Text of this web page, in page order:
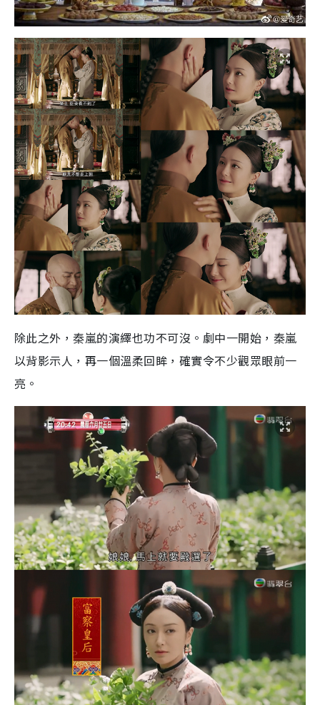
除此之外，秦嵐的演繹也功不可沒。劇中一開始，秦嵐
以背影示人，再一個溫柔回眸，確實令不少觀眾眼前一
亮。